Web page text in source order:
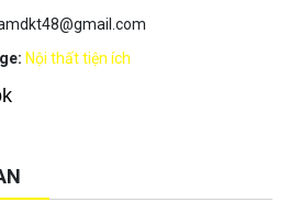
Nội thất tiện ích